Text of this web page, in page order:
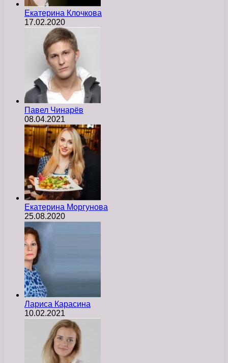
Екатерина Клочкова
17.02.2020
Павел Чинарёв
08.04.2021
Екатерина Моргунова
25.08.2020
Лариса Карасина
10.02.2021